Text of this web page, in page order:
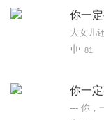
你一
81
你一
--- 你，